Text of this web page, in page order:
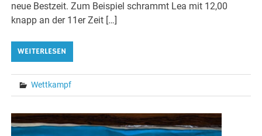
neue Bestzeit. Zum Beispiel schrammt Lea mit 12,00
knapp an der 11er Zeit […]
WEITERLESEN
Wettkampf